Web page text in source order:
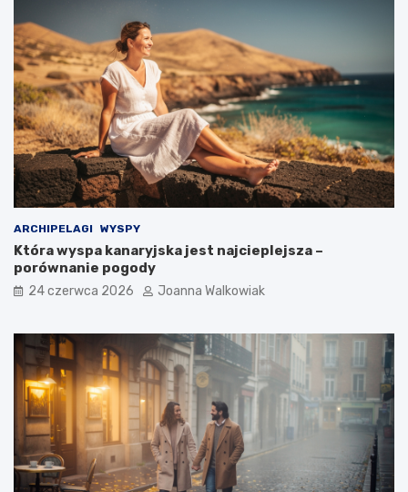
ARCHIPELAGI WYSPY
Która wyspa kanaryjska jest najcieplejsza –
porównanie pogody
24 czerwca 2026 Joanna Walkowiak